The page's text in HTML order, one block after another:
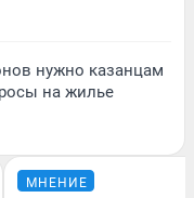
нужно казанцам
на жилье
МНЕНИЕ